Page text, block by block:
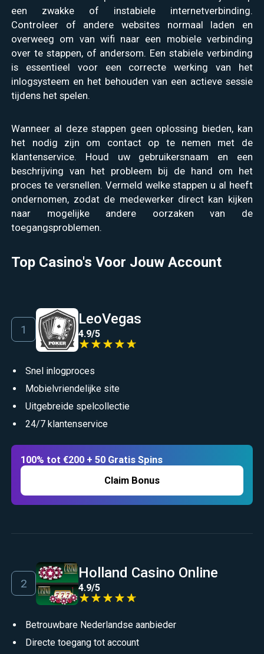
een zwakke of instabiele internetverbinding.
Controleer of andere websites normaal laden en
overweeg om van wifi naar een mobiele verbinding
over te stappen, of andersom. Een stabiele verbinding
is essentieel voor een correcte werking van het
inlogsysteem en het behouden van een actieve sessie
tijdens het spelen.
Wanneer al deze stappen geen oplossing bieden, kan
het nodig zijn om contact op te nemen met de
klantenservice. Houd uw gebruikersnaam en een
beschrijving van het probleem bij de hand om het
proces te versnellen. Vermeld welke stappen u al heeft
ondernomen, zodat de medewerker direct kan kijken
naar mogelijke andere oorzaken van de
toegangsproblemen.
Top Casino's Voor Jouw Account
LeoVegas
4.9/5
Snel inlogproces
Mobielvriendelijke site
Uitgebreide spelcollectie
24/7 klantenservice
100% tot €200 + 50 Gratis Spins
Claim Bonus
Holland Casino Online
4.9/5
Betrouwbare Nederlandse aanbieder
Directe toegang tot account